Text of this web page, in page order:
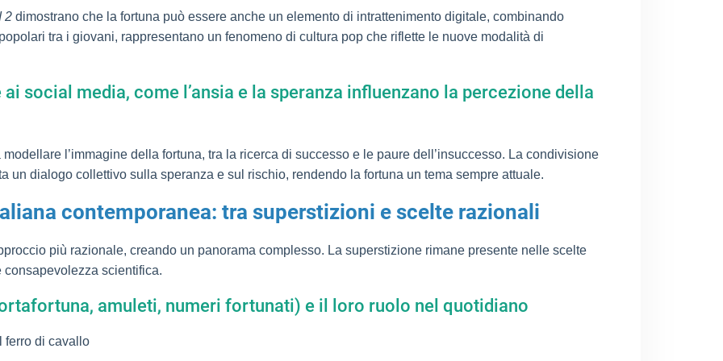
2 dimostrano che la fortuna può essere anche un elemento di intrattenimento digitale, combinando
tra i giovani, rappresentano un fenomeno di cultura pop che riflette le nuove modalità di
ai social media, come l’ansia e la speranza influenzano la percezione della
l’immagine della fortuna, tra la ricerca di successo e le paure dell’insuccesso. La condivisione
un dialogo collettivo sulla speranza e sul rischio, rendendo la fortuna un tema sempre attuale.
contemporanea: tra superstizioni e scelte razionali
più razionale, creando un panorama complesso. La superstizione rimane presente nelle scelte
scientifica.
amuleti, numeri fortunati) e il loro ruolo nel quotidiano
ferro di cavallo